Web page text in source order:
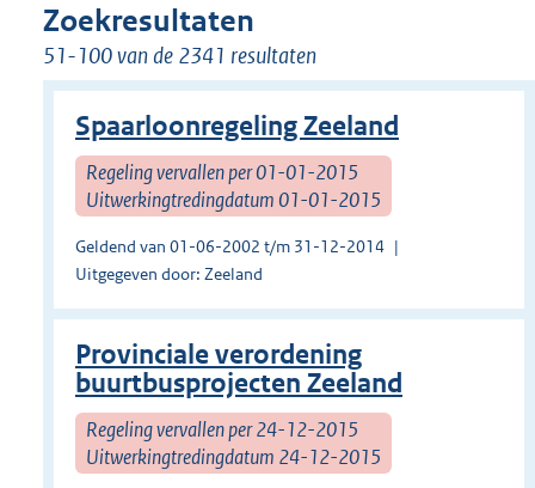
Zoekresultaten
51-100 van de 2341 resultaten
Spaarloonregeling Zeeland
Regeling vervallen per 01-01-2015
Uitwerkingtredingdatum 01-01-2015
Geldend van 01-06-2002 t/m 31-12-2014
Uitgegeven door: Zeeland
Provinciale verordening
buurtbusprojecten Zeeland
Regeling vervallen per 24-12-2015
Uitwerkingtredingdatum 24-12-2015